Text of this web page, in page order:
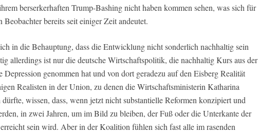
berserkerhaften Trump-Bashing nicht haben kommen sehen, was sich für
Beobachter bereits seit einiger Zeit andeutet.
in die Behauptung, dass die Entwicklung nicht sonderlich nachhaltig sein
allerdings ist nur die deutsche Wirtschaftspolitik, die nachhaltig Kurs aus der
Depression genommen hat und von dort geradezu auf den Eisberg Realität
Realisten in der Union, zu denen die Wirtschaftsministerin Katharina
dürfte, wissen, dass, wenn jetzt nicht substantielle Reformen konzipiert und
in zwei Jahren, um im Bild zu bleiben, der Fuß oder die Unterkante der
sein wird. Aber in der Koalition fühlen sich fast alle im rasenden